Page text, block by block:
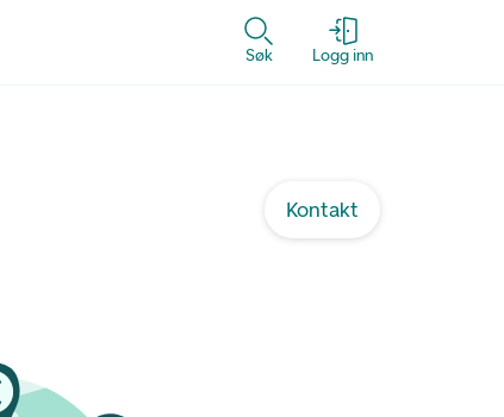
Søk Logg inn
Kontakt